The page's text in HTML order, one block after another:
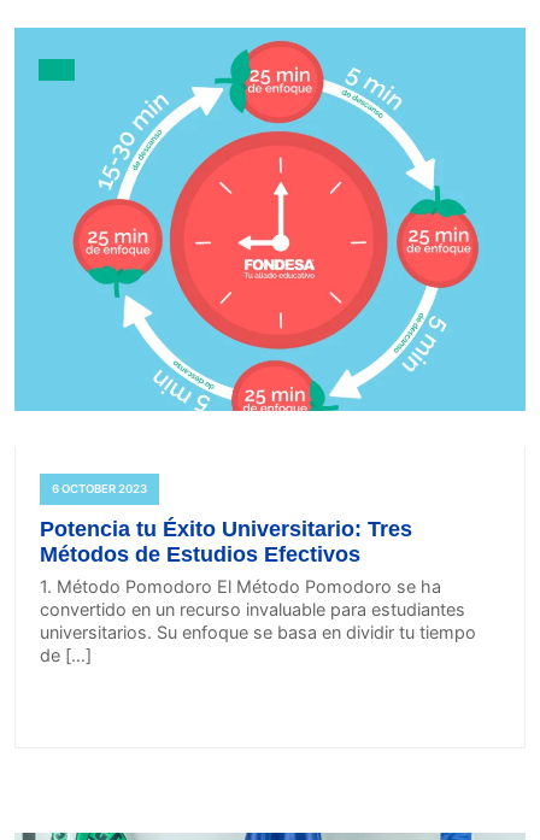
6 OCTOBER 2023
Potencia tu Éxito Universitario: Tres
Métodos de Estudios Efectivos
1. Método Pomodoro El Método Pomodoro se ha
convertido en un recurso invaluable para estudiantes
universitarios. Su enfoque se basa en dividir tu tiempo
de […]